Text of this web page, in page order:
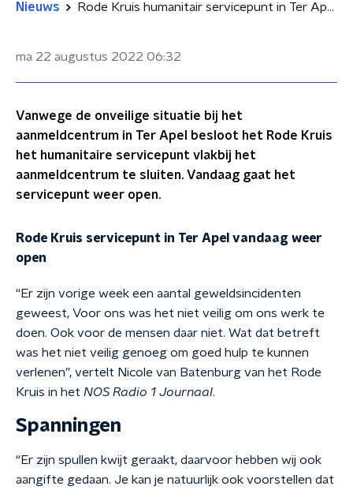
Nieuws Rode Kruis humanitair servicepunt in Ter Apel vandaag weer open
ma 22 augustus 2022 06:32
Vanwege de onveilige situatie bij het
aanmeldcentrum in Ter Apel besloot het Rode Kruis
het humanitaire servicepunt vlakbij het
aanmeldcentrum te sluiten. Vandaag gaat het
servicepunt weer open.
Rode Kruis servicepunt in Ter Apel vandaag weer
open
“Er zijn vorige week een aantal geweldsincidenten
geweest, Voor ons was het niet veilig om ons werk te
doen. Ook voor de mensen daar niet. Wat dat betreft
was het niet veilig genoeg om goed hulp te kunnen
verlenen”, vertelt Nicole van Batenburg van het Rode
Kruis in het NOS Radio 1 Journaal.
Spanningen
“Er zijn spullen kwijt geraakt, daarvoor hebben wij ook
aangifte gedaan. Je kan je natuurlijk ook voorstellen dat